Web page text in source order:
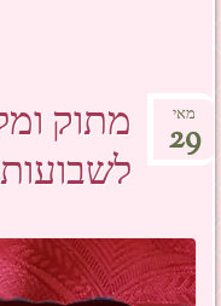
מתוק
לשבועות
מאי
29